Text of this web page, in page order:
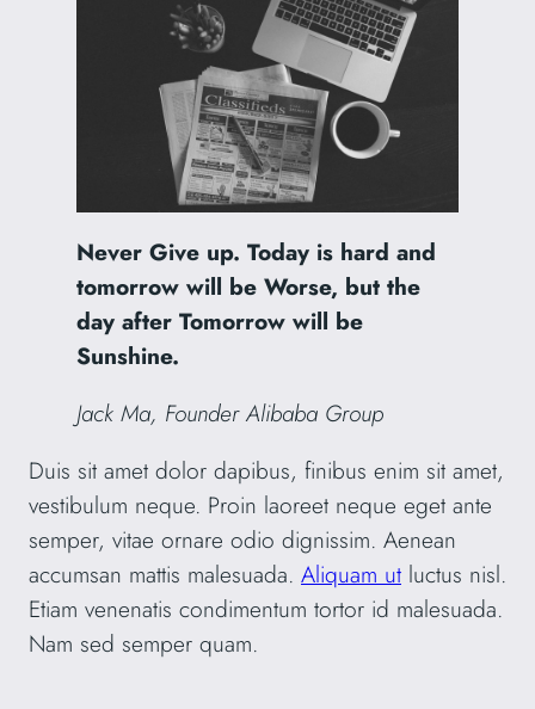
Never Give up. Today is hard and
tomorrow will be Worse, but the
day after Tomorrow will be
Sunshine.
Jack Ma, Founder Alibaba Group
Duis sit amet dolor dapibus, finibus enim sit amet,
vestibulum neque. Proin laoreet neque eget ante
semper, vitae ornare odio dignissim. Aenean
accumsan mattis malesuada. Aliquam ut luctus nisl.
Etiam venenatis condimentum tortor id malesuada.
Nam sed semper quam.